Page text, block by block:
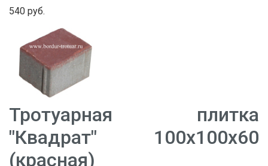
540 руб.
Тротуарная плитка
"Квадрат" 100х100х60
(красная)